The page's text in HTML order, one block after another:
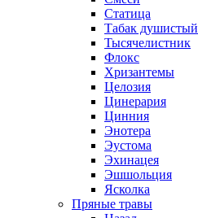
Статица
Табак душистый
Тысячелистник
Флокс
Хризантемы
Целозия
Цинерария
Цинния
Энотера
Эустома
Эхинацея
Эшшольция
Ясколка
Пряные травы